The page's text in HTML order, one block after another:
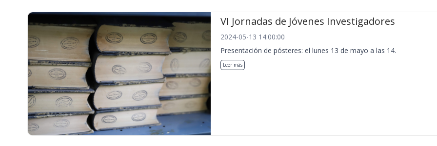
VI Jornadas de Jóvenes Investigadores
2024-05-13 14:00:00
Presentación de pósteres: el lunes 13 de mayo a las 14.
Leer más